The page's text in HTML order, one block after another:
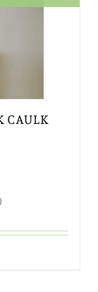
CAULK